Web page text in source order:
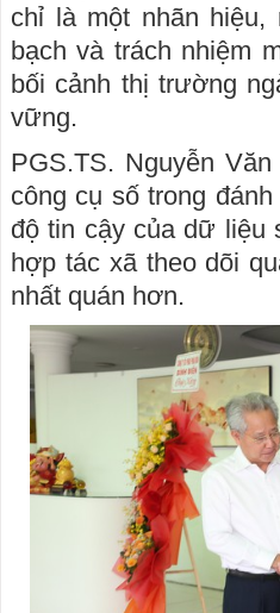
chỉ là một nhãn
bạch và trách nhiệm
bối cảnh thị trường
vững.
PGS.TS. Nguyễn
công cụ số trong
độ tin cậy của dữ liệu
hợp tác xã theo dõi
nhất quán hơn.